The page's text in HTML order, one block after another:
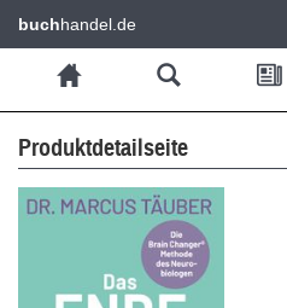
buchhandel.de
Produktdetailseite